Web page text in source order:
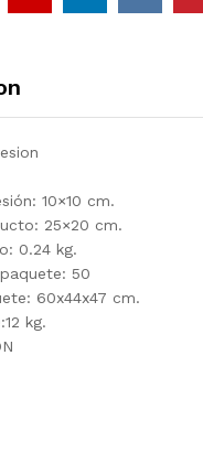
10×10 cm.
25×20 cm.
0.24 kg.
50
60x44x47 cm.
kg.